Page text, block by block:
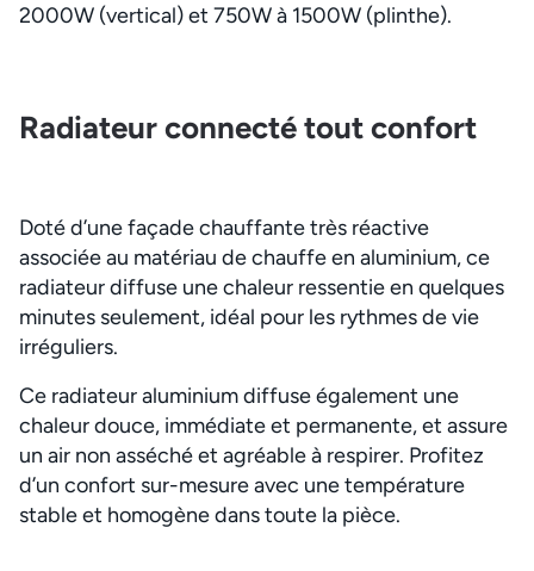
2000W (vertical) et 750W à 1500W (plinthe).
Radiateur connecté tout confort
Doté d’une façade chauffante très réactive
associée au matériau de chauffe en aluminium, ce
radiateur diffuse une chaleur ressentie en quelques
minutes seulement, idéal pour les rythmes de vie
irréguliers.
Ce radiateur aluminium diffuse également une
chaleur douce, immédiate et permanente, et assure
un air non asséché et agréable à respirer. Profitez
d’un confort sur-mesure avec une température
stable et homogène dans toute la pièce.